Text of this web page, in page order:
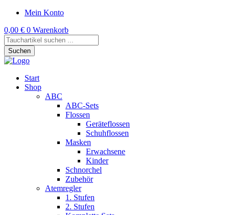
Mein Konto
0,00 € 0 Warenkorb
Products
search
Suchen
Start
Shop
ABC
ABC-Sets
Flossen
Geräteflossen
Schuhflossen
Masken
Erwachsene
Kinder
Schnorchel
Zubehör
Atemregler
1. Stufen
2. Stufen